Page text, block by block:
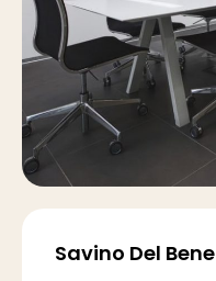
Savino Del Bene